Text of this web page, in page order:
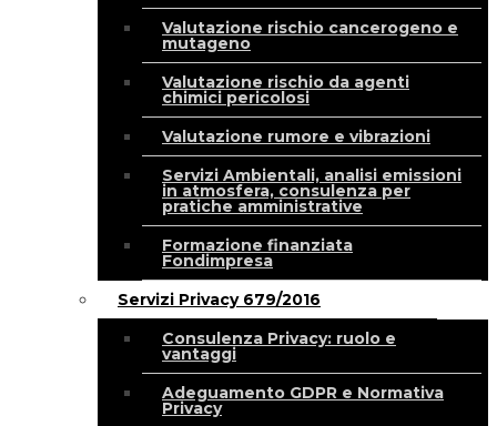
Valutazione rischio cancerogeno e
mutageno
Valutazione rischio da agenti
chimici pericolosi
Valutazione rumore e vibrazioni
Servizi Ambientali, analisi emissioni
in atmosfera, consulenza per
pratiche amministrative
Formazione finanziata
Fondimpresa
Servizi Privacy 679/2016
Consulenza Privacy: ruolo e
vantaggi
Adeguamento GDPR e Normativa
Privacy